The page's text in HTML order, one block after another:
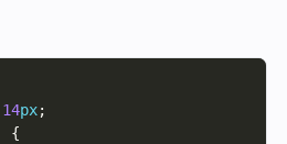
14px